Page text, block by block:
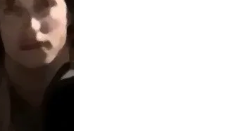
del mese
Santo